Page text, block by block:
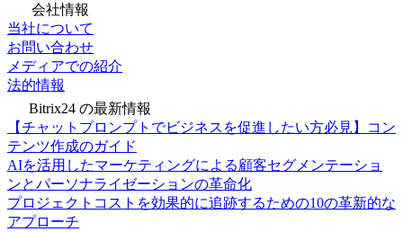
会社情報
当社について
お問い合わせ
メディアでの紹介
法的情報
Bitrix24 の最新情報
【チャットプロンプトでビジネスを促進したい方必見】コン
テンツ作成のガイド
AIを活用したマーケティングによる顧客セグメンテーショ
ンとパーソナライゼーションの革命化
プロジェクトコストを効果的に追跡するための10の革新的な
アプローチ